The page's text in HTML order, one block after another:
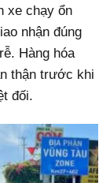
xe chạy ổn
nhận đúng
Hàng hóa
thận trước khi
đối.